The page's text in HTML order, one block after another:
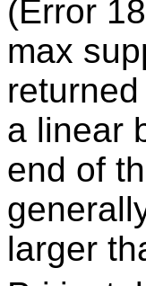
(Error
max
a linear
end of
larger